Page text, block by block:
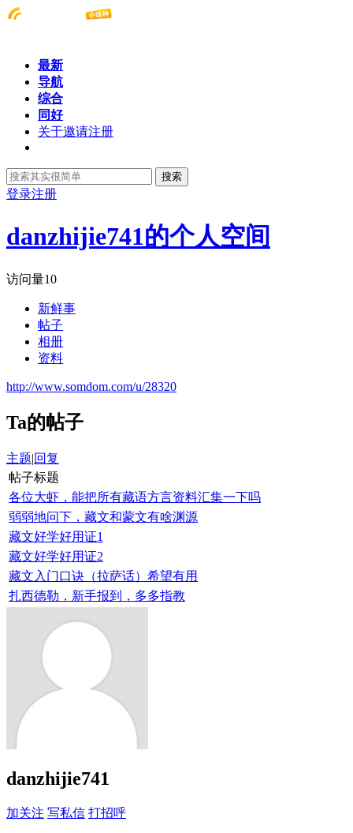
最新
导航
综合
同好
关于邀请注册
搜索
登录注册
danzhijie741的个人空间
访问量10
新鲜事
帖子
相册
资料
http://www.somdom.com/u/28320
Ta的帖子
主题|回复
帖子标题
各位大虾，能把所有藏语方言资料汇集一下吗
弱弱地问下，藏文和蒙文有啥渊源
藏文好学好用证1
藏文好学好用证2
藏文入门口诀（拉萨话）希望有用
扎西德勒，新手报到，多多指教
danzhijie741
加关注 写私信 打招呼